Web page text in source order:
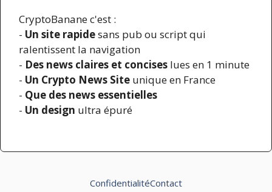
CryptoBanane c'est :
- Un site rapidesans pub ou script qui
ralentissent la navigation
- Des news claires et concises lues en 1 minute
- Un Crypto News Site unique en France
- Que des news essentielles
- Un design ultra épuré
ConfidentialitéContact